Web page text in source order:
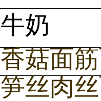
牛奶
香菇面
笋丝肉